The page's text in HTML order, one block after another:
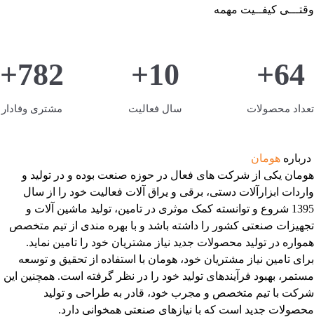
وقتـــی کیفــیت مهمه
64+
تعداد محصولات
10+
سال فعالیت
782+
مشتری وفادار
درباره هومان
هومان یکی از شرکت های فعال در حوزه صنعت بوده و در تولید و
واردات ابزارآلات دستی، برقی و یراق آلات فعالیت خود را از سال
1395 شروع و توانسته کمک موثری در تامین، تولید ماشین آلات و
تجهیزات صنعتی کشور را داشته باشد و با بهره مندی از تیم متخصص
همواره در تولید محصولات جدید نیاز مشتریان خود را تامین نماید.
برای تامین نیاز مشتریان خود، هومان با استفاده از تحقیق و توسعه
مستمر، بهبود فرآیندهای تولید خود را در نظر گرفته است. همچنین این
شرکت با تیم متخصص و مجرب خود، قادر به طراحی و تولید
محصولات جدید است که با نیازهای صنعتی همخوانی دارد.